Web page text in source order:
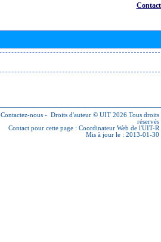
Contactez-nous - Droits d'auteur © UIT 2026 Tous droits
réservés
Contact pour cette page : Coordinateur Web de l'UIT-R
Mis à jour le : 2013-01-30